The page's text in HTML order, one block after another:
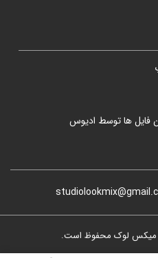
فایل ها توسط ادیوس
میکس لوک محفوظ است.